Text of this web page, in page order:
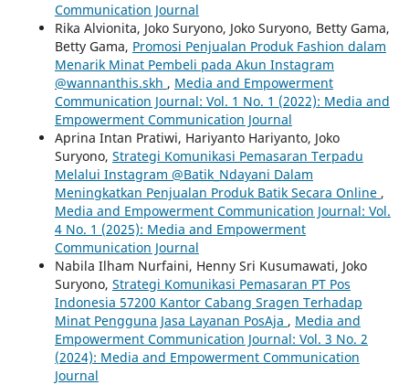
Communication Journal
Rika Alvionita, Joko Suryono, Joko Suryono, Betty Gama,
Betty Gama, Promosi Penjualan Produk Fashion dalam
Menarik Minat Pembeli pada Akun Instagram
@wannanthis.skh , Media and Empowerment
Communication Journal: Vol. 1 No. 1 (2022): Media and
Empowerment Communication Journal
Aprina Intan Pratiwi, Hariyanto Hariyanto, Joko
Suryono, Strategi Komunikasi Pemasaran Terpadu
Melalui Instagram @Batik_Ndayani Dalam
Meningkatkan Penjualan Produk Batik Secara Online ,
Media and Empowerment Communication Journal: Vol.
4 No. 1 (2025): Media and Empowerment
Communication Journal
Nabila Ilham Nurfaini, Henny Sri Kusumawati, Joko
Suryono, Strategi Komunikasi Pemasaran PT Pos
Indonesia 57200 Kantor Cabang Sragen Terhadap
Minat Pengguna Jasa Layanan PosAja , Media and
Empowerment Communication Journal: Vol. 3 No. 2
(2024): Media and Empowerment Communication
Journal